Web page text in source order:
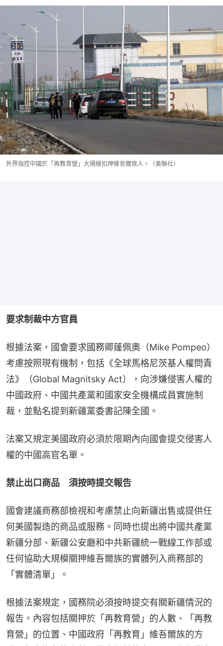
外界指控中國於「再教育營」大規模扣押維吾爾族人。（美聯社）
要求制裁中方官員
根據法案，國會要求國務卿蓬佩奧（Mike Pompeo）
考慮按照現有機制，包括《全球馬格尼茨基人權問責
法》（Global Magnitsky Act），向涉嫌侵害人權的
中國政府、中國共產黨和國家安全機構成員實施制
裁，並點名提到新疆黨委書記陳全國。
法案又規定美國政府必須於限期內向國會提交侵害人
權的中國高官名單。
禁止出口商品　須按時提交報告
國會建議商務部檢視和考慮禁止向新疆出售或提供任
何美國製造的商品或服務。同時也提出將中國共產黨
新疆分部、新疆公安廳和中共新疆統一戰線工作部或
任何協助大規模關押維吾爾族的實體列入商務部的
「實體清單」。
根據法案規定，國務院必須按時提交有關新疆情況的
報告。內容包括關押於「再教育營」的人數、「再教
育營」的位置、中國政府「再教育」維吾爾族的方